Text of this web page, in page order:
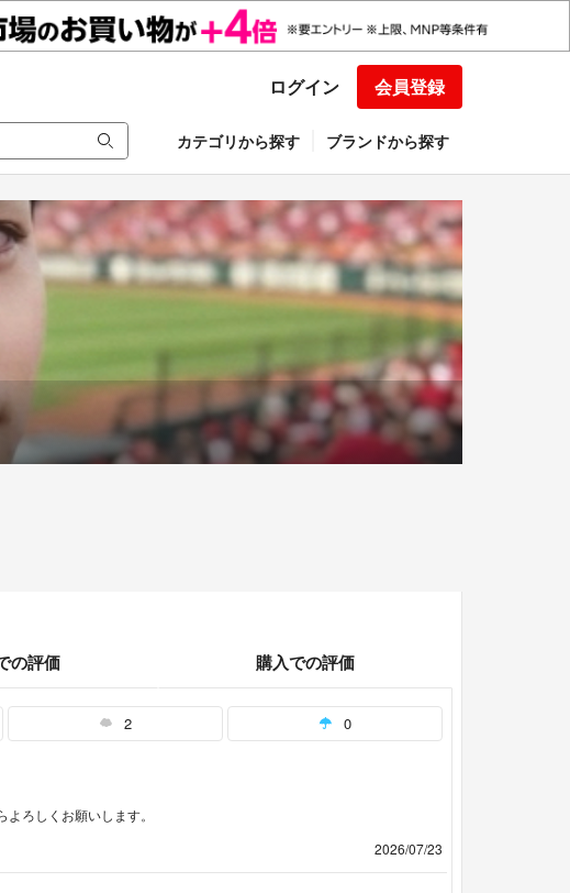
ログイン 会員登録
カテゴリから探す ブランドから探す
の評価 購入での評価
2 0
ろしくお願いします。
2026/07/23